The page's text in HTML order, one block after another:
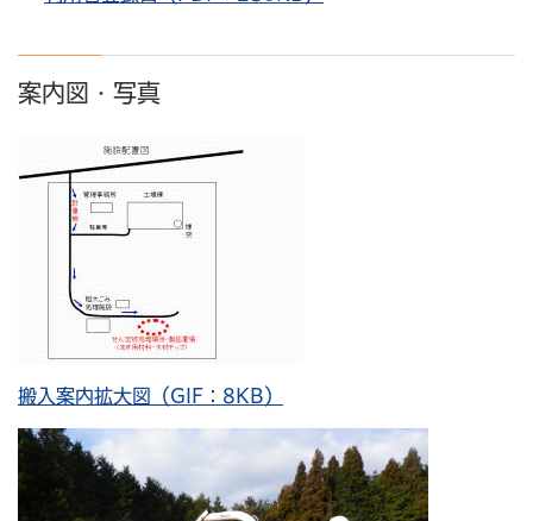
案内図・写真
搬入案内拡大図（GIF：8KB）